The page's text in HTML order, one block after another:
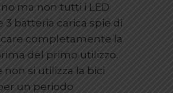
ma non tutti i LED
3 batteria carica spie di
completamente la
del primo utilizzo.
non si utilizza la bici
un periodo